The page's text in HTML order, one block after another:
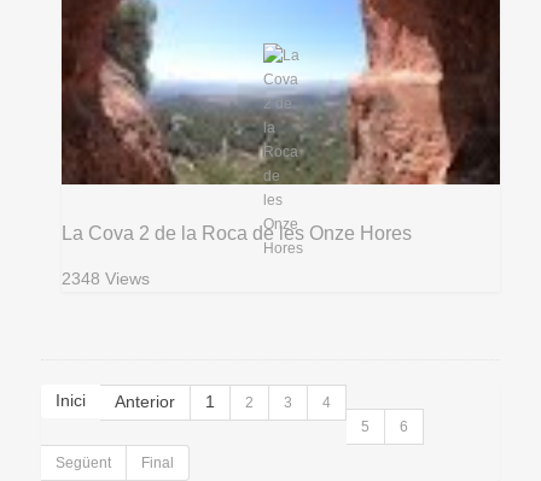
La Cova 2 de la Roca de les Onze Hores
2348 Views
Inici Anterior 1 2 3
4
5
6
Següent Final